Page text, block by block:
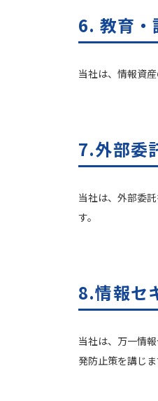
6. 教育・
当社は、情報資
7.外部委
当社は、外部委
す。
8.情報セ
当社は、万一情
発防止策を講じま